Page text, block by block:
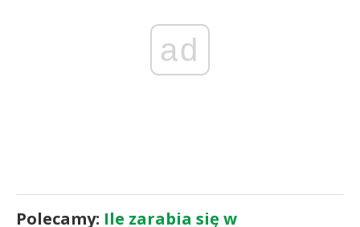
ad
Polecamy: Ile zarabia się w